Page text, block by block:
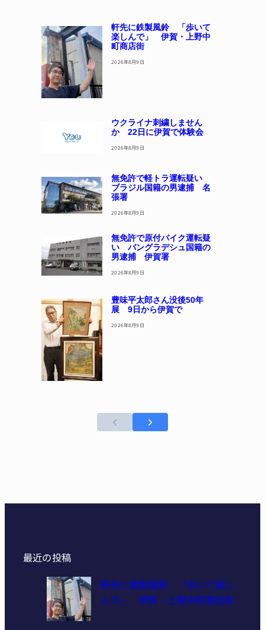
軒先に鉄製風鈴 「歩いて
楽しんで」 伊賀・上野中
町商店街
2026年8月9日
ウクライナ刺繍しません
か 22日に伊賀で体験会
2026年8月9日
無免許で軽トラ運転疑い
ブラジル国籍の男逮捕 名
張署
2026年8月9日
無免許で原付バイク運転疑
い バングラデシュ国籍の
男逮捕 伊賀署
2026年8月9日
豊味平太郎さん没後50年
展 9日から伊賀で
2026年8月9日
最近の投稿
軒先に鉄製風鈴 「歩いて楽し
んで」 伊賀・上野中町商店街